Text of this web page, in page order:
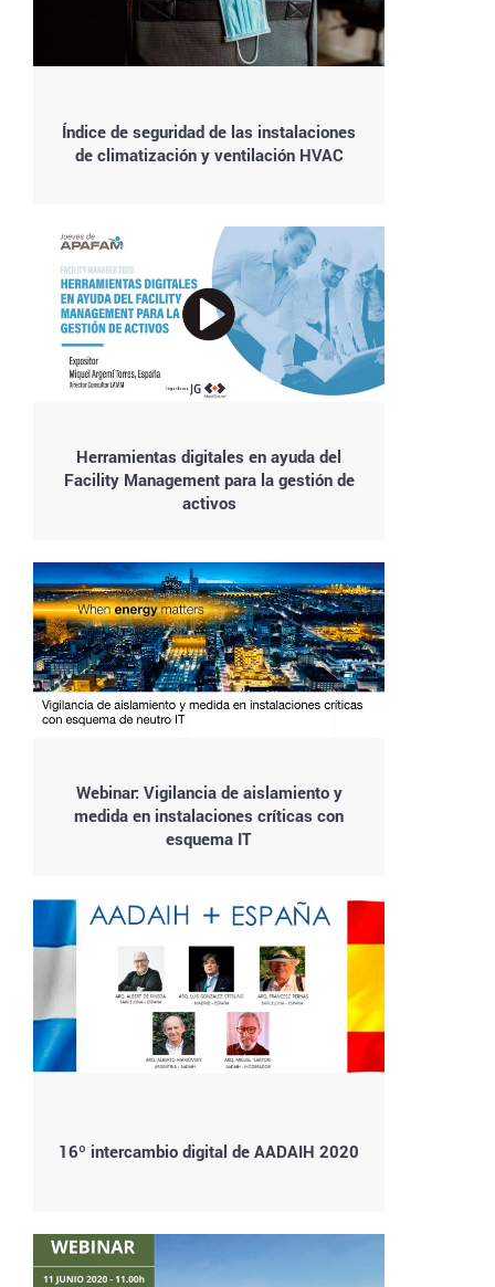
Índice de seguridad de las instalaciones
de climatización y ventilación HVAC
Herramientas digitales en ayuda del
Facility Management para la gestión de
activos
Webinar: Vigilancia de aislamiento y
medida en instalaciones críticas con
esquema IT
16º intercambio digital de AADAIH 2020